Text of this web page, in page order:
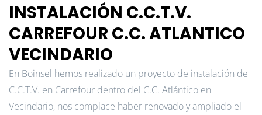
INSTALACIÓN C.C.T.V.
CARREFOUR C.C. ATLANTICO
VECINDARIO
En Boinsel hemos realizado un proyecto de instalación de
C.C.T.V. en Carrefour dentro del C.C. Atlántico en
Vecindario, nos complace haber renovado y ampliado el